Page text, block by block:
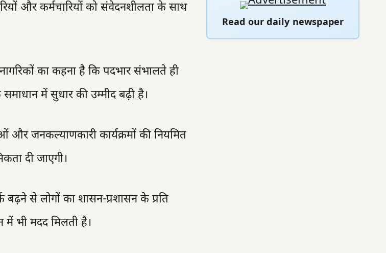
और कर्मचारियों को संवेदनशीलता के साथ
का कहना है कि पदभार संभालते ही
में सुधार की उम्मीद बढ़ी है।
और जनकल्याणकारी कार्यक्रमों की नियमित
दी जाएगी।
बढ़ने से लोगों का शासन-प्रशासन के प्रति
में भी मदद मिलती है।
Read our daily newspaper